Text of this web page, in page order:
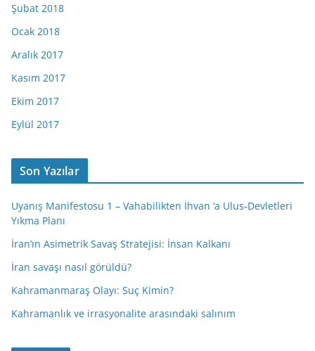
Şubat 2018
Ocak 2018
Aralık 2017
Kasım 2017
Ekim 2017
Eylül 2017
Son Yazılar
Uyanış Manifestosu 1 – Vahabilikten İhvan ‘a Ulus-Devletleri
Yıkma Planı
İran’ın Asimetrik Savaş Stratejisi: İnsan Kalkanı
İran savaşı nasıl görüldü?
Kahramanmaraş Olayı: Suç Kimin?
Kahramanlık ve irrasyonalite arasındaki salınım